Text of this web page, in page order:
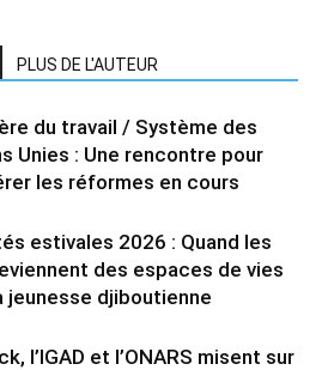
PLUS DE L'AUTEUR
du travail / Système des
Unies : Une rencontre pour
les réformes en cours
estivales 2026 : Quand les
des espaces de vies
jeunesse djiboutienne
l’IGAD et l’ONARS misent sur